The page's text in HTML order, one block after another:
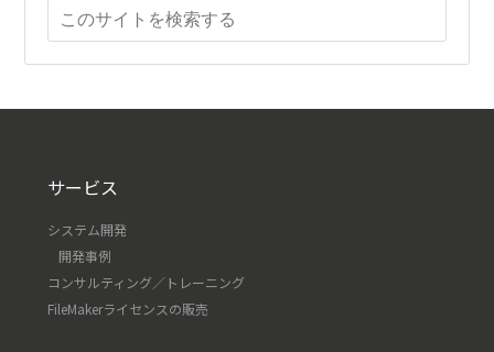
サービス
システム開発
開発事例
コンサルティング／トレーニング
FileMakerライセンスの販売